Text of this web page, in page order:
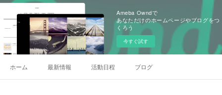
Ameba Owndで
あなただけのホームページやブログをつ
くろう
今すぐ試す
ホーム 最新情報 活動日程 ブログ